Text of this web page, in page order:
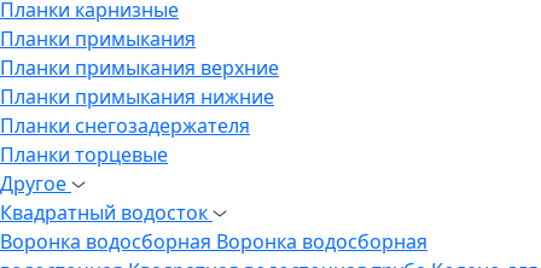
Планки карнизные
Планки примыкания
Планки примыкания верхние
Планки примыкания нижние
Планки снегозадержателя
Планки торцевые
Другое
Квадратный водосток
Воронка водосборная Воронка водосборная